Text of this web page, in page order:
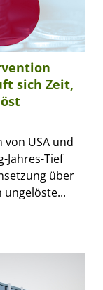
sich Zeit,
USA und
Jahres-Tief
über
ungelöste...